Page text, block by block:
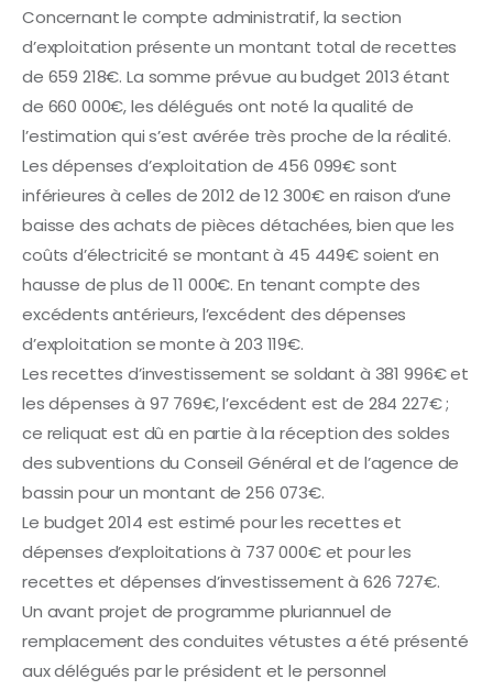
Concernant le compte administratif, la section
d’exploitation présente un montant total de recettes
de 659 218€. La somme prévue au budget 2013 étant
de 660 000€, les délégués ont noté la qualité de
l’estimation qui s’est avérée très proche de la réalité.
Les dépenses d’exploitation de 456 099€ sont
inférieures à celles de 2012 de 12 300€ en raison d’une
baisse des achats de pièces détachées, bien que les
coûts d’électricité se montant à 45 449€ soient en
hausse de plus de 11 000€. En tenant compte des
excédents antérieurs, l’excédent des dépenses
d’exploitation se monte à 203 119€.
Les recettes d’investissement se soldant à 381 996€ et
les dépenses à 97 769€, l’excédent est de 284 227€ ;
ce reliquat est dû en partie à la réception des soldes
des subventions du Conseil Général et de l’agence de
bassin pour un montant de 256 073€.
Le budget 2014 est estimé pour les recettes et
dépenses d’exploitations à 737 000€ et pour les
recettes et dépenses d’investissement à 626 727€.
Un avant projet de programme pluriannuel de
remplacement des conduites vétustes a été présenté
aux délégués par le président et le personnel